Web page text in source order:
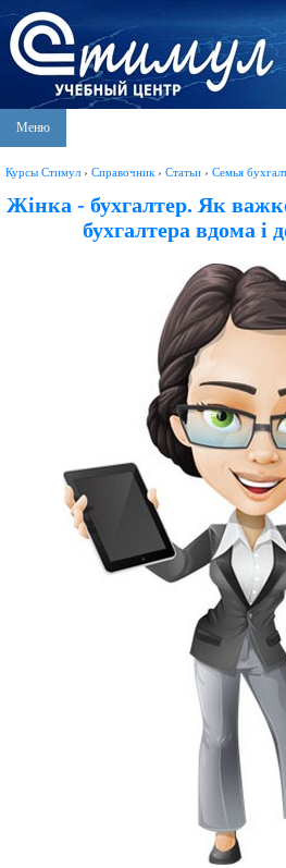
Меню
Курсы Стимул › Справочник › Статьи › Семья
Жінка - бухгалтер. Як
бухгалтера вдома і